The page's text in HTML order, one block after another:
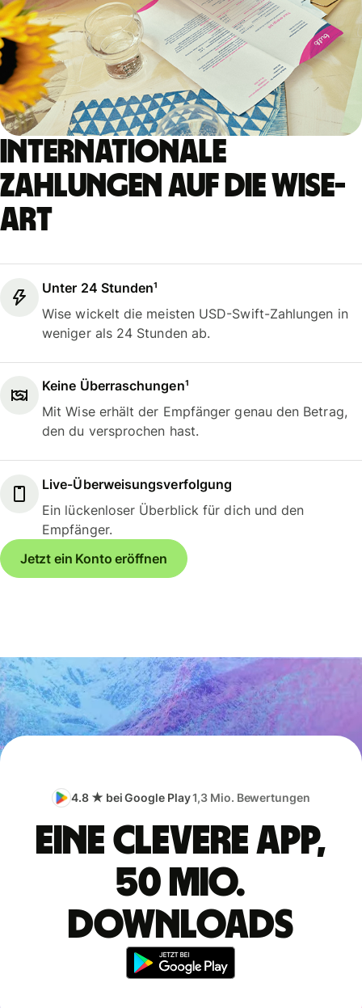
Internationale
Zahlungen auf die Wise-
Art
Unter 24 Stunden¹
Wise wickelt die meisten USD-Swift-Zahlungen in
weniger als 24 Stunden ab.
Keine Überraschungen¹
Mit Wise erhält der Empfänger genau den Betrag,
den du versprochen hast.
Live-Überweisungsverfolgung
Ein lückenloser Überblick für dich und den
Empfänger.
Jetzt ein Konto eröffnen
4.8 ★ bei Google Play1,3 Mio. Bewertungen
Eine clevere App,
50 Mio.
Downloads